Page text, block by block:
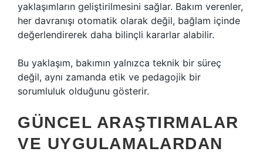
yaklaşımların geliştirilmesini sağlar. Bakım verenler,
her davranışı otomatik olarak değil, bağlam içinde
değerlendirerek daha bilinçli kararlar alabilir.
Bu yaklaşım, bakımın yalnızca teknik bir süreç
değil, aynı zamanda etik ve pedagojik bir
sorumluluk olduğunu gösterir.
GÜNCEL ARAŞTIRMALAR
VE UYGULAMALARDAN